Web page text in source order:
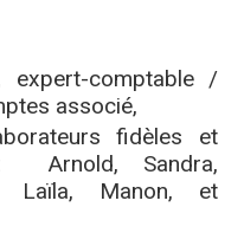
expert-comptable /
associé,
fidèles et
Arnold, Sandra,
Laïla, Manon, et